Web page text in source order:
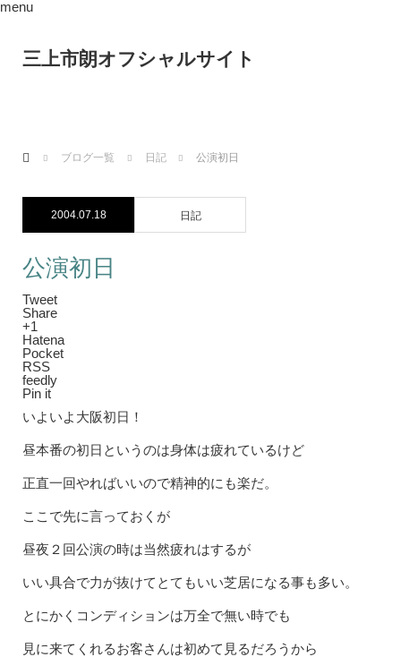
三上市朗オフシャルサイト
menu
ブログ一覧
日記 公演初日
2004.07.18 日記
公演初日
Tweet
Share
+1
Hatena
Pocket
RSS
feedly
Pin it
いよいよ大阪初日！
昼本番の初日というのは身体は疲れているけど
正直一回やればいいので精神的にも楽だ。
ここで先に言っておくが
昼夜２回公演の時は当然疲れはするが
いい具合で力が抜けてとてもいい芝居になる事も多い。
とにかくコンディションは万全で無い時でも
見に来てくれるお客さんは初めて見るだろうから